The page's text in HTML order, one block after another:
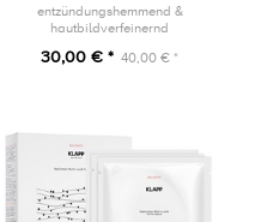
entzündungshemmend &
hautbildverfeinernd
30,00 € * 40,00 € *